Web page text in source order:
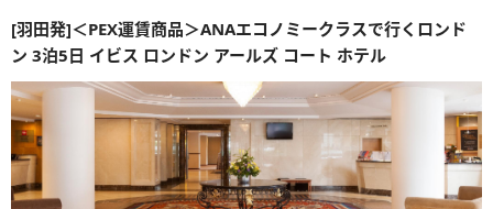
[羽田発]＜PEX運賃商品＞ANAエコノミークラスで行くロンド
ン 3泊5日 イビス ロンドン アールズ コート ホテル